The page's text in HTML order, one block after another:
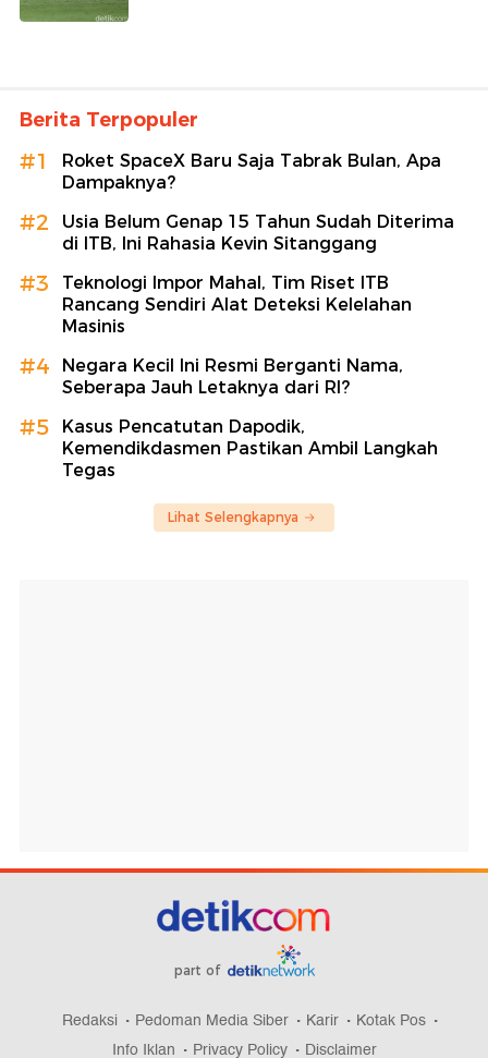
Berita Terpopuler
#1
Roket SpaceX Baru Saja Tabrak Bulan, Apa
Dampaknya?
#2
Usia Belum Genap 15 Tahun Sudah Diterima
di ITB, Ini Rahasia Kevin Sitanggang
#3
Teknologi Impor Mahal, Tim Riset ITB
Rancang Sendiri Alat Deteksi Kelelahan
Masinis
#4
Negara Kecil Ini Resmi Berganti Nama,
Seberapa Jauh Letaknya dari RI?
#5
Kasus Pencatutan Dapodik,
Kemendikdasmen Pastikan Ambil Langkah
Tegas
Lihat Selengkapnya
part of
Redaksi Pedoman Media Siber Karir
Kotak Pos
Info Iklan
Privacy Policy Disclaimer